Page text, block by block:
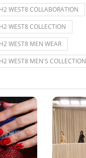
WEST8 COLLABORATION
WEST8 COLLECTION
WEST8 MEN WEAR
WEST8 MEN'S COLLECTION